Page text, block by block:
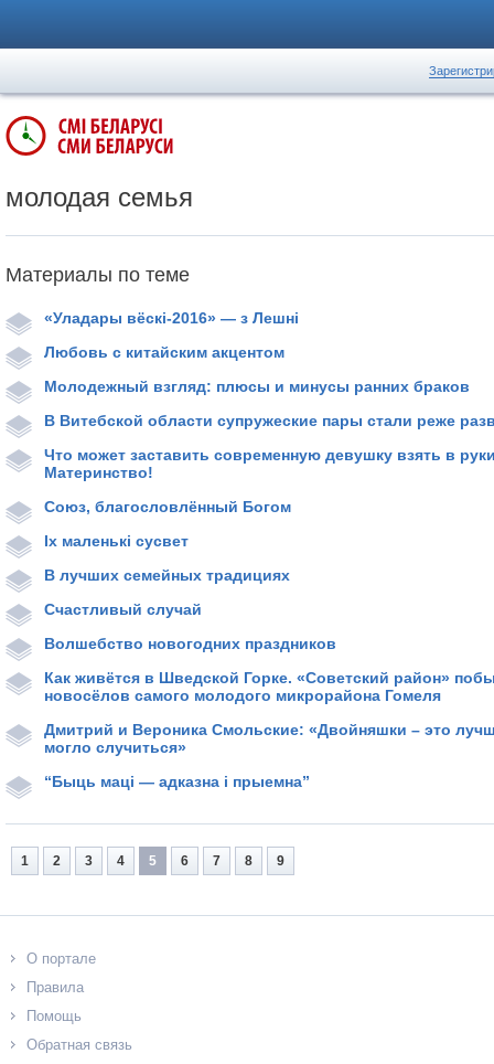
молодая семья
Материалы по теме
«Уладары вёскі-2016» — з Лешні
Любовь с китайским акцентом
Молодежный взгляд: плюсы и минусы ранних браков
В Витебской области супружеские пары стали реже
Что может заставить современную девушку взять в
Материнство!
Союз, благословлённый Богом
Іх маленькі сусвет
В лучших семейных традициях
Счастливый случай
Волшебство новогодних праздников
Как живётся в Шведской Горке. «Советский район»
новосёлов самого молодого микрорайона Гомеля
Дмитрий и Вероника Смольские: «Двойняшки – это
могло случиться»
“Быць маці — адказна і прыемна”
1 2 3 4 5 6 7 8 9
О портале
Правила
Помощь
Обратная связь